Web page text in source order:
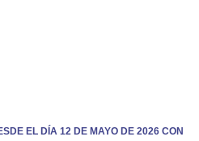
EL DÍA 12 DE MAYO DE 2026 CON